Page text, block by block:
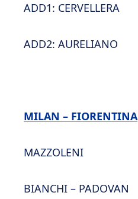
ADD1: CERVELLERA
ADD2: AURELIANO
MILAN – FIORENTINA
MAZZOLENI
BIANCHI – PADOVAN